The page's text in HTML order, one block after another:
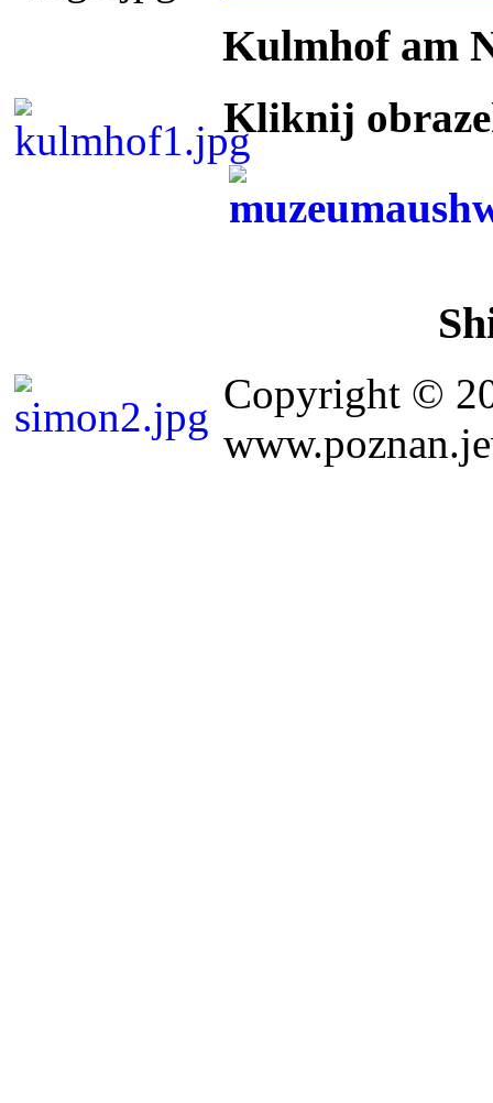
Kulmhof am
Kliknij
Copyright ©